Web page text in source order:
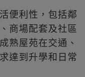
便利性，包括鄰
商場配套及社區
熟屋苑在交通、
達到升學和日常